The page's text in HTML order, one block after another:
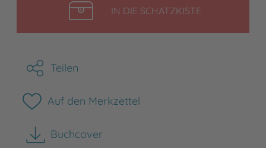
IN DIE SCHATZKISTELEGEN
Teilen
Auf den Merkzettel
Buchcover
herunterladen